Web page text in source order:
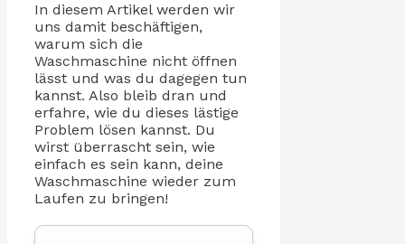
In diesem Artikel werden wir
uns damit beschäftigen,
warum sich die
Waschmaschine nicht öffnen
lässt und was du dagegen tun
kannst. Also bleib dran und
erfahre, wie du dieses lästige
Problem lösen kannst. Du
wirst überrascht sein, wie
einfach es sein kann, deine
Waschmaschine wieder zum
Laufen zu bringen!